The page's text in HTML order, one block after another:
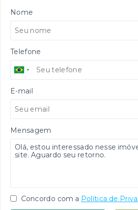
Nome
Telefone
E-mail
Mensagem
Concordo com a Política de